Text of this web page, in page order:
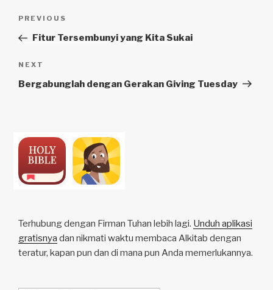
Previous
Post
PREVIOUS
Fitur Tersembunyi yang Kita Sukai
Next
Post
NEXT
Bergabunglah dengan Gerakan Giving Tuesday
Terhubung dengan Firman Tuhan lebih lagi. Unduh aplikasi
gratisnya dan nikmati waktu membaca Alkitab dengan
teratur, kapan pun dan di mana pun Anda memerlukannya.